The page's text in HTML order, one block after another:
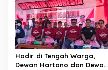
Pembukaan HUT RI ke-81
Hadir di Tengah Warga,
Dewan Hartono dan Dewan